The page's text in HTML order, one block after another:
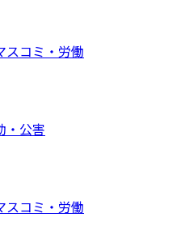
スコミ・労働
・公害
スコミ・労働